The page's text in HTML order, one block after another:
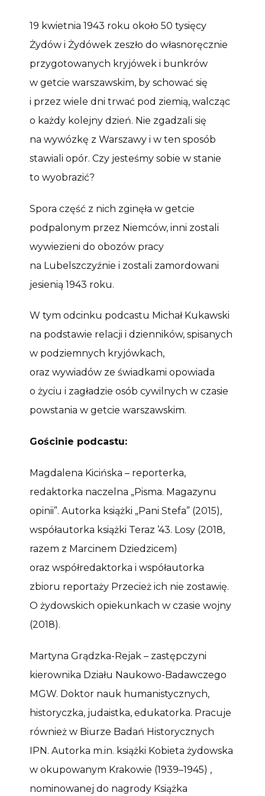
19 kwietnia 1943 roku około 50 tysięcy
Żydów i Żydówek zeszło do własnoręcznie
przygotowanych kryjówek i bunkrów
w getcie warszawskim, by schować się
i przez wiele dni trwać pod ziemią, walcząc
o każdy kolejny dzień. Nie zgadzali się
na wywózkę z Warszawy i w ten sposób
stawiali opór. Czy jesteśmy sobie w stanie
to wyobrazić?
Spora część z nich zginęła w getcie
podpalonym przez Niemców, inni zostali
wywiezieni do obozów pracy
na Lubelszczyźnie i zostali zamordowani
jesienią 1943 roku.
W tym odcinku podcastu Michał Kukawski
na podstawie relacji i dzienników, spisanych
w podziemnych kryjówkach,
oraz wywiadów ze świadkami opowiada
o życiu i zagładzie osób cywilnych w czasie
powstania w getcie warszawskim.
Gościnie podcastu:
Magdalena Kicińska – reporterka,
redaktorka naczelna „Pisma. Magazynu
opinii”. Autorka książki „Pani Stefa” (2015),
współautorka książki Teraz ’43. Losy (2018,
razem z Marcinem Dziedzicem)
oraz współredaktorka i współautorka
zbioru reportaży Przecież ich nie zostawię.
O żydowskich opiekunkach w czasie wojny
(2018).
Martyna Grądzka-Rejak – zastępczyni
kierownika Działu Naukowo-Badawczego
MGW. Doktor nauk humanistycznych,
historyczka, judaistka, edukatorka. Pracuje
również w Biurze Badań Historycznych
IPN. Autorka m.in. książki Kobieta żydowska
w okupowanym Krakowie (1939–1945) ,
nominowanej do nagrody Książka